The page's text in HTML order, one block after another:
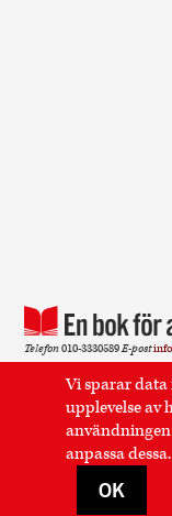
Vi sparar
upplevelse av
anpassa dessa.
OK
Telefon010-3330589E-post
Sidan använder cookies. Läs
PostadressEn bok för alla
Stockholm